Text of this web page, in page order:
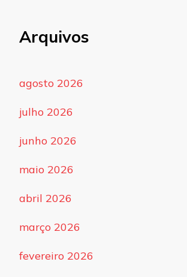
Arquivos
agosto 2026
julho 2026
junho 2026
maio 2026
abril 2026
março 2026
fevereiro 2026